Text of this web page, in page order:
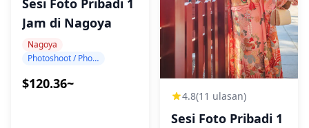
Sesi Foto Pribadi 1
Jam di Nagoya
Nagoya
Photoshoot / Photo tour
$120.36~
4.8(11 ulasan)
Sesi Foto Pribadi 1